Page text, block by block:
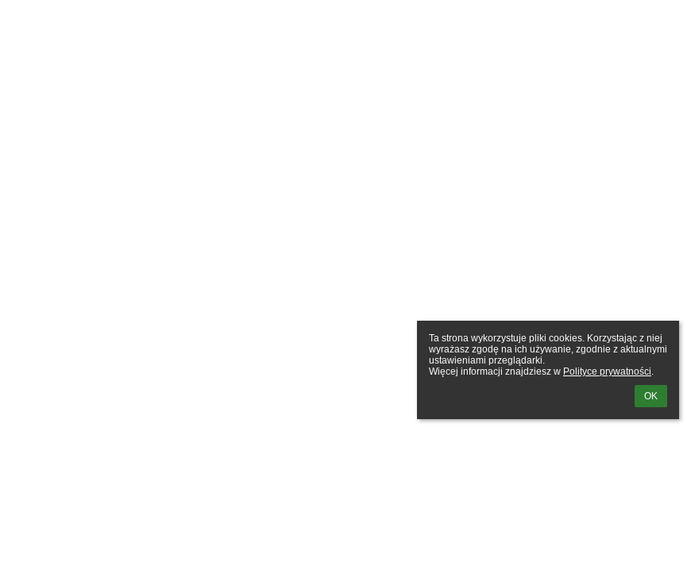
Ta strona wykorzystuje pliki cookies. Korzystając z niej
wyrażasz zgodę na ich używanie, zgodnie z aktualnymi
ustawieniami przeglądarki.
Więcej informacji znajdziesz w Polityce prywatności.
OK